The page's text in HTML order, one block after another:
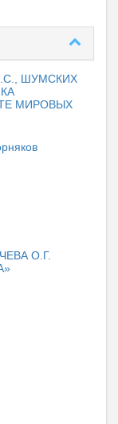
ШУМСКИХ
МИРОВЫХ
О.Г.